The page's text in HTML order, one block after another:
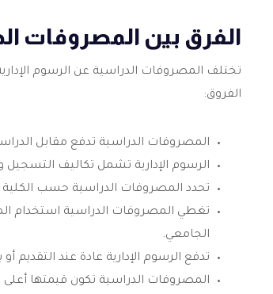
الفرق بين المصروفات
تختلف المصروفات الدراسية عن الرسوم
الفروق:
المصروفات الدراسية تدفع مقابل
الرسوم الإدارية تشمل تكاليف التسجيل
تحدد المصروفات الدراسية حسب الكلية
تغطي المصروفات الدراسية استخدام
الجامعي.
تدفع الرسوم الإدارية عادة عند التقديم
المصروفات الدراسية تكون قيمتها أعلى